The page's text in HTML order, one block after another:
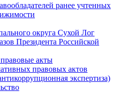
ранее учтенных
округа Сухой Лог
Президента Российской
акты
правовых актов
экспертиза)